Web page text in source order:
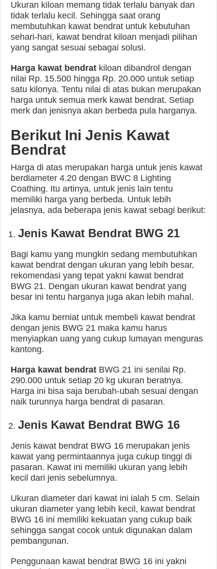
Ukuran kiloan memang tidak terlalu banyak dan
tidak terlalu kecil. Sehingga saat orang
membutuhkan kawat bendrat untuk kebutuhan
sehari-hari, kawat bendrat kiloan menjadi pilihan
yang sangat sesuai sebagai solusi.
Harga kawat bendrat kiloan dibandrol dengan
nilai Rp. 15.500 hingga Rp. 20.000 untuk setiap
satu kilonya. Tentu nilai di atas bukan merupakan
harga untuk semua merk kawat bendrat. Setiap
merk dan jenisnya akan berbeda pula harganya.
Berikut Ini Jenis Kawat
Bendrat
Harga di atas merupakan harga untuk jenis kawat
berdiameter 4.20 dengan BWC 8 Lighting
Coathing. Itu artinya, untuk jenis lain tentu
memiliki harga yang berbeda. Untuk lebih
jelasnya, ada beberapa jenis kawat sebagi berikut:
Jenis Kawat Bendrat BWG 21
Bagi kamu yang mungkin sedang membutuhkan
kawat bendrat dengan ukuran yang lebih besar,
rekomendasi yang tepat yakni kawat bendrat
BWG 21. Dengan ukuran kawat bendrat yang
besar ini tentu harganya juga akan lebih mahal.
Jika kamu berniat untuk membeli kawat bendrat
dengan jenis BWG 21 maka kamu harus
menyiapkan uang yang cukup lumayan menguras
kantong.
Harga kawat bendrat BWG 21 ini senilai Rp.
290.000 untuk setiap 20 kg ukuran beratnya.
Harga ini bisa saja berubah-ubah sesuai dengan
naik turunnya harga bendrat di pasaran.
Jenis Kawat Bendrat BWG 16
Jenis kawat bendrat BWG 16 merupakan jenis
kawat yang permintaannya juga cukup tinggi di
pasaran. Kawat ini memiliki ukuran yang lebih
kecil dari jenis sebelumnya.
Ukuran diameter dari kawat ini ialah 5 cm. Selain
ukuran diameter yang lebih kecil, kawat bendrat
BWG 16 ini memiliki kekuatan yang cukup baik
sehingga sangat cocok untuk digunakan dalam
pembangunan.
Penggunaan kawat bendrat BWG 16 ini yakni